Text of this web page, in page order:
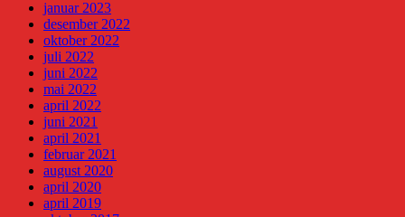
januar 2023
desember 2022
oktober 2022
juli 2022
juni 2022
mai 2022
april 2022
juni 2021
april 2021
februar 2021
august 2020
april 2020
april 2019